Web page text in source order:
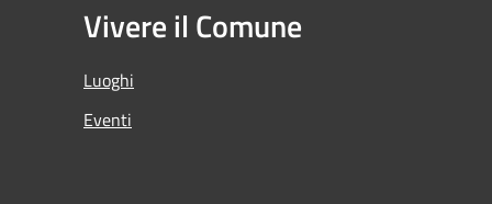
Vivere il Comune
Luoghi
Eventi